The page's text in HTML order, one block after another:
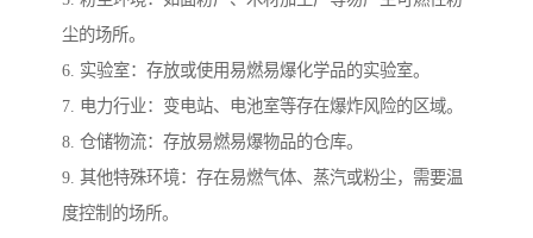
尘的场所。
6. 实验室：存放或使用易燃易爆化学品的实验室。
7. 电力行业：变电站、电池室等存在爆炸风险的区域。
8. 仓储物流：存放易燃易爆物品的仓库。
9. 其他特殊环境：存在易燃气体、蒸汽或粉尘，需要温
度控制的场所。